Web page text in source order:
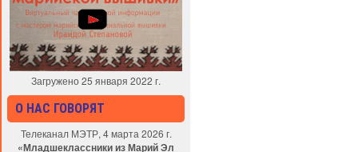
Загружено 25 января 2022 г.
О НАС ГОВОРЯТ
Телеканал МЭТР, 4 марта 2026 г.
«Младшеклассники из Марий Эл